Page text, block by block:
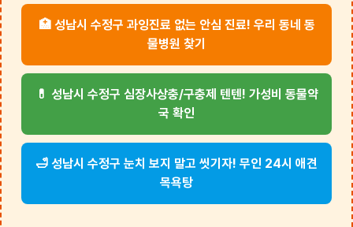
🏥 성남시 수정구 과잉진료 없는 안심 진료! 우리 동네 동
물병원 찾기
💊 성남시 수정구 심장사상충/구충제 텐텐! 가성비 동물약
국 확인
🛁 성남시 수정구 눈치 보지 말고 씻기자! 무인 24시 애견
목욕탕